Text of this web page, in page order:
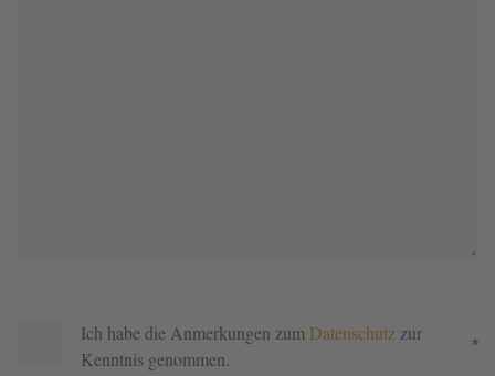
Ich habe die Anmerkungen zum Datenschutz zur
Kenntnis genommen.
*